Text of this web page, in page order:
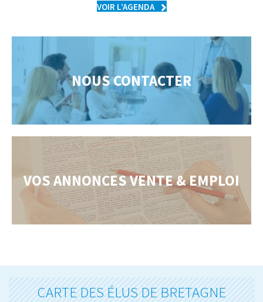
VOIR L’AGENDA
NOUS CONTACTER
VOS ANNONCES VENTE & EMPLOI
CARTE DES ÉLUS DE BRETAGNE